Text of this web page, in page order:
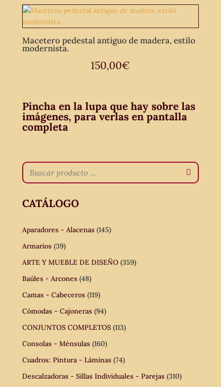
Macetero pedestal antiguo de madera, estilo
modernista.
150,00€
Pincha en la lupa que hay sobre las
imágenes, para verlas en pantalla
completa
CATÁLOGO
Aparadores - Alacenas (145)
Armarios (39)
ARTE Y MUEBLE DE DISEÑO (359)
Baúles - Arcones (48)
Camas - Cabeceros (119)
Cómodas - Cajoneras (94)
CONJUNTOS COMPLETOS (113)
Consolas - Ménsulas (160)
Cuadros: Pintura - Láminas (74)
Descalzadoras - Sillas Individuales - Parejas (310)